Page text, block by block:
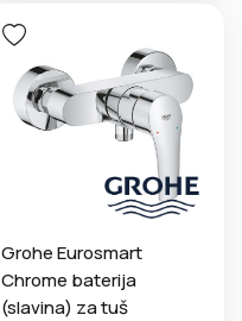
Grohe Eurosmart
Chrome baterija
(slavina) za tuš